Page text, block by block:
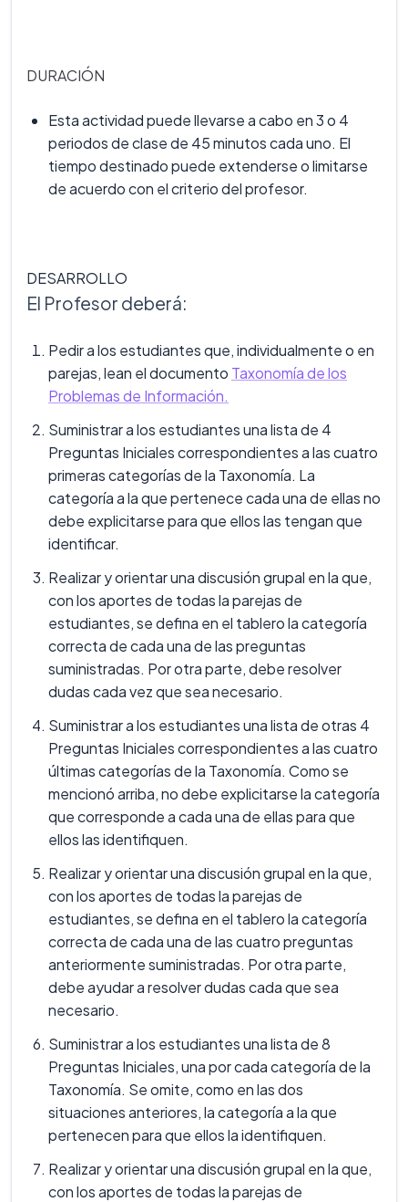
DURACIÓN
Esta actividad puede llevarse a cabo en 3 o 4
periodos de clase de 45 minutos cada uno. El
tiempo destinado puede extenderse o limitarse
de acuerdo con el criterio del profesor.
DESARROLLO
El Profesor deberá:
Pedir a los estudiantes que, individualmente o en
parejas, lean el documento Taxonomía de los
Problemas de Información.
Suministrar a los estudiantes una lista de 4
Preguntas Iniciales correspondientes a las cuatro
primeras categorías de la Taxonomía. La
categoría a la que pertenece cada una de ellas no
debe explicitarse para que ellos las tengan que
identificar.
Realizar y orientar una discusión grupal en la que,
con los aportes de todas la parejas de
estudiantes, se defina en el tablero la categoría
correcta de cada una de las preguntas
suministradas. Por otra parte, debe resolver
dudas cada vez que sea necesario.
Suministrar a los estudiantes una lista de otras 4
Preguntas Iniciales correspondientes a las cuatro
últimas categorías de la Taxonomía. Como se
mencionó arriba, no debe explicitarse la categoría
que corresponde a cada una de ellas para que
ellos las identifiquen.
Realizar y orientar una discusión grupal en la que,
con los aportes de todas la parejas de
estudiantes, se defina en el tablero la categoría
correcta de cada una de las cuatro preguntas
anteriormente suministradas. Por otra parte,
debe ayudar a resolver dudas cada que sea
necesario.
Suministrar a los estudiantes una lista de 8
Preguntas Iniciales, una por cada categoría de la
Taxonomía. Se omite, como en las dos
situaciones anteriores, la categoría a la que
pertenecen para que ellos la identifiquen.
Realizar y orientar una discusión grupal en la que,
con los aportes de todas la parejas de